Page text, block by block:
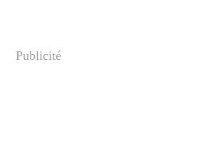
Publicité